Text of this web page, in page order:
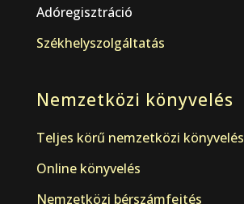
Adóregisztráció
Székhelyszolgáltatás
Nemzetközi könyvelés
Teljes körű nemzetközi könyvelés
Online könyvelés
Nemzetközi bérszámfejtés